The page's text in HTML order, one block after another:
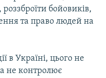
бойовиків,
та право людей на
в Україні, цього не
не контролює